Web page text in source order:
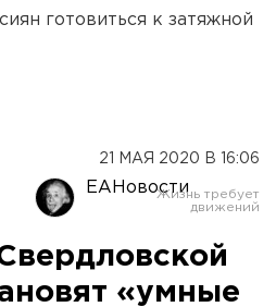
готовиться к затяжной
21 МАЯ 2020 В 16:06
ЕАНовости
«умные